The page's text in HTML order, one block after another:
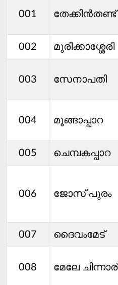
001 തേക്കിന്‍തണ്ട്
002 മുരിക്കാശ്ശേരി
003 സേനാപതി
004 മൂങ്ങാപ്പാറ
005 ചെമ്പകപ്പാറ
006 ജോസ് പുരം
007 ദൈവംമേട്
008 മേലേ ചിന്നാര്